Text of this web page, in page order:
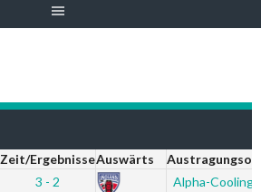
Zeit/ErgebnisseAuswärts
3 - 2
Alpha-Cooling-